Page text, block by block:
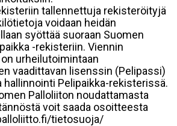
tallennettuja rekisteröityjä
voidaan heidän
syöttää suoraan Suomen
-rekisteriin. Viennin
urheilutoimintaan
vaadittavan lisenssin (Pelipassi)
hallinnointi Pelipaikka-rekisterissä.
Palloliiton noudattamasta
voit saada osoitteesta
tietosuoja/